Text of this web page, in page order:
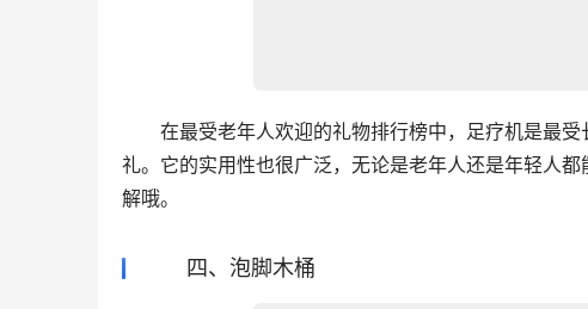
在最受老年人欢迎的礼物排行榜中，足疗机是最受
礼。它的实用性也很广泛，无论是老年人还是年轻人
解哦。
四、泡脚木桶